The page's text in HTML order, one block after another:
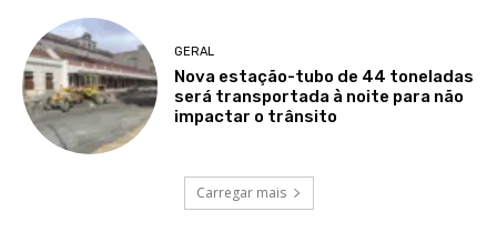
GERAL
Nova estação-tubo de 44 toneladas
será transportada à noite para não
impactar o trânsito
Carregar mais